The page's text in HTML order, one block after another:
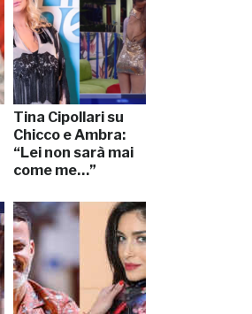
Tina Cipollari su
Chicco e Ambra:
“Lei non sarà mai
come me…”